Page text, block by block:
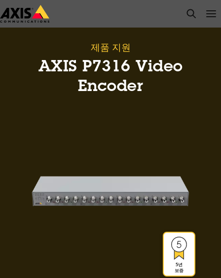
주
요
open
제품 지원
AXIS P7316 Video
Encoder
5년
보증